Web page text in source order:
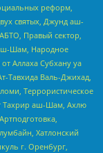
реформ,
святых, Джунд аш-
Правый сектор,
Шам, Народное
Аллаха Субхану уа
Тавхида Валь-Джихад,
Террористическое
Тахрир аш-Шам, Ахлю
Хатлонский
г. Оренбург,